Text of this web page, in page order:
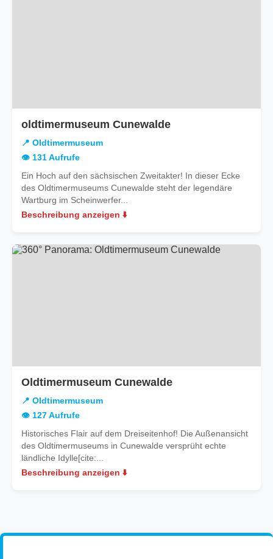
oldtimermuseum Cunewalde
📍 Oldtimermuseum
👁️ 131 Aufrufe
Ein Hoch auf den sächsischen Zweitakter! In dieser Ecke
des Oldtimermuseums Cunewalde steht der legendäre
Wartburg im Scheinwerfer...
Beschreibung anzeigen ⬇️
Oldtimermuseum Cunewalde
📍 Oldtimermuseum
👁️ 127 Aufrufe
Historisches Flair auf dem Dreiseitenhof! Die Außenansicht
des Oldtimermuseums in Cunewalde versprüht echte
ländliche Idylle[cite:...
Beschreibung anzeigen ⬇️